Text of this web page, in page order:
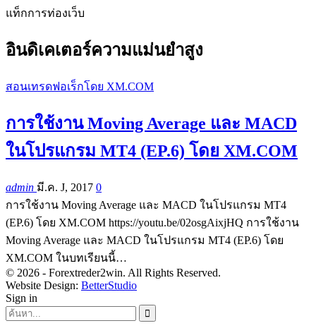
แท็กการท่องเว็บ
อินดิเคเตอร์ความแม่นยำสูง
สอนเทรดฟอเร็กโดย XM.COM
การใช้งาน Moving Average และ MACD
ในโปรแกรม MT4 (EP.6) โดย XM.COM
admin มี.ค. J, 2017 0
การใช้งาน Moving Average และ MACD ในโปรแกรม MT4
(EP.6) โดย XM.COM https://youtu.be/02osgAixjHQ การใช้งาน
Moving Average และ MACD ในโปรแกรม MT4 (EP.6) โดย
XM.COM ในบทเรียนนี้…
© 2026 - Forextreder2win. All Rights Reserved.
Website Design: BetterStudio
Sign in